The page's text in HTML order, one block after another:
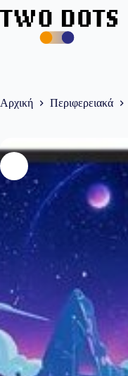
στο
περιεχόμενο
Αρχική Περιφερειακά